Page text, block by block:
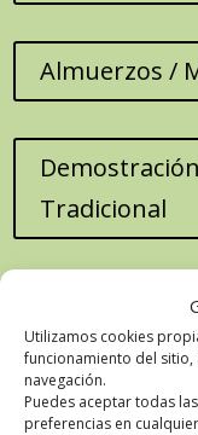
Utilizamos cookies
funcionamiento del
navegación.
Puedes aceptar todas
preferencias en
Almuerzos /
Tradicional
Romería del